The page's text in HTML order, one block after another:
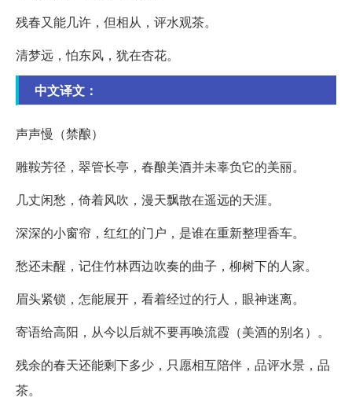
残春又能几许，但相从，评水观茶。
清梦远，怕东风，犹在杏花。
中文译文：
声声慢（禁酿）
雕鞍芳径，翠管长亭，春酿美酒并未辜负它的美丽。
几丈闲愁，倚着风吹，漫天飘散在遥远的天涯。
深深的小窗帘，红红的门户，是谁在重新整理香车。
愁还未醒，记住竹林西边吹奏的曲子，柳树下的人家。
眉头紧锁，怎能展开，看着经过的行人，眼神迷离。
寄语给高阳，从今以后就不要再唤流霞（美酒的别名）。
残余的春天还能剩下多少，只愿相互陪伴，品评水景，品
茶。